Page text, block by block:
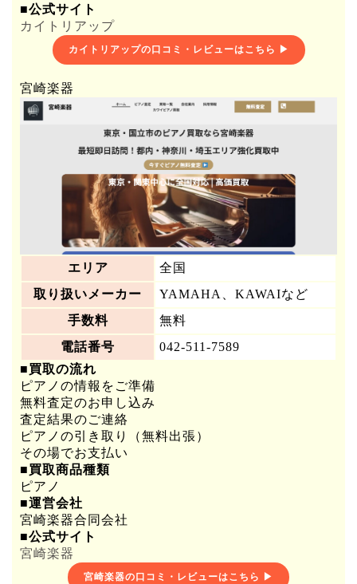
■公式サイト
カイトリアップ
カイトリアップの口コミ・レビューはこちら ▶
宮崎楽器
エリア
全国
取り扱いメーカー
YAMAHA、KAWAIなど
手数料
無料
電話番号
042-511-7589
■買取の流れ
ピアノの情報をご準備
無料査定のお申し込み
査定結果のご連絡
ピアノの引き取り（無料出張）
その場でお支払い
■買取商品種類
ピアノ
■運営会社
宮崎楽器合同会社
■公式サイト
宮崎楽器
宮崎楽器の口コミ・レビューはこちら ▶